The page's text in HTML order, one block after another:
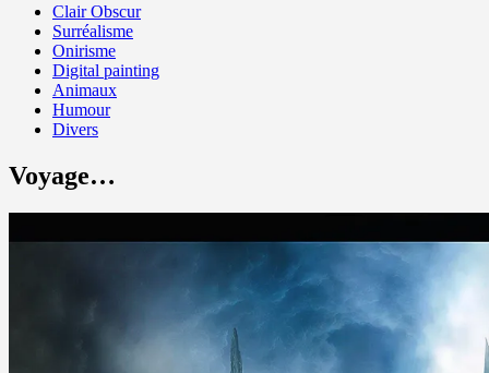
Clair Obscur
Surréalisme
Onirisme
Digital painting
Animaux
Humour
Divers
Voyage…